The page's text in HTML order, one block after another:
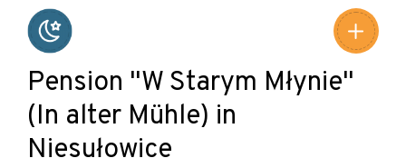
Pension "W Starym Młynie"
(In alter Mühle) in
Niesułowice